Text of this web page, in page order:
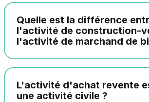
Quelle est la différence
l'activité de construction-
l'activité de marchand de
L'activité d'achat revente
une activité civile ?